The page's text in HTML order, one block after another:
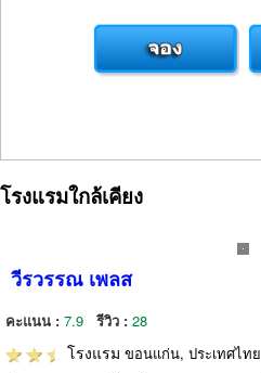
โรงแรมใกล้เคียง
วีรวรรณ เพลส
คะแนน : 7.9 รีวิว : 28
โรงแรม ขอนแก่น, ประเทศไทย